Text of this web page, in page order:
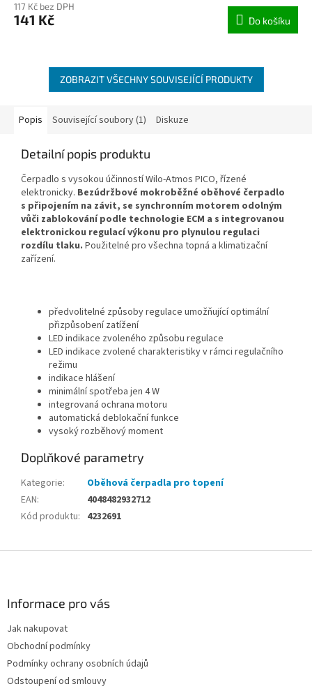
117 Kč bez DPH
141 Kč Do košíku
ZOBRAZIT VŠECHNY SOUVISEJÍCÍ PRODUKTY
Popis Související soubory (1) Diskuze
Detailní popis produktu
Čerpadlo s vysokou účinností Wilo-Atmos PICO, řízené
elektronicky. Bezúdržbové mokroběžné oběhové čerpadlo
s připojením na závit, se synchronním motorem odolným
vůči zablokování podle technologie ECM a s integrovanou
elektronickou regulací výkonu pro plynulou regulaci
rozdílu tlaku. Použitelné pro všechna topná a klimatizační
zařízení.
předvolitelné způsoby regulace umožňující optimální
přizpůsobení zatížení
LED indikace zvoleného způsobu regulace
LED indikace zvolené charakteristiky v rámci regulačního
režimu
indikace hlášení
minimální spotřeba jen 4 W
integrovaná ochrana motoru
automatická deblokační funkce
vysoký rozběhový moment
Doplňkové parametry
Kategorie:
Oběhová čerpadla pro topení
EAN:
4048482932712
Kód produktu: 4232691
Informace pro vás
Jak nakupovat
Obchodní podmínky
Podmínky ochrany osobních údajů
Odstoupení od smlouvy